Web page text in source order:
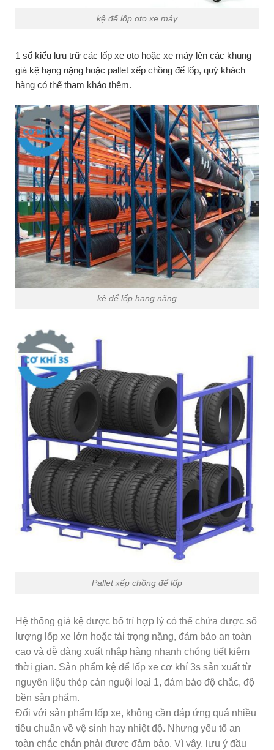
kệ để lốp oto xe máy
1 số kiểu lưu trữ các lốp xe oto hoặc xe máy lên các khung
giá kệ hạng nặng hoặc pallet xếp chồng để lốp, quý khách
hàng có thể tham khảo thêm.
kệ để lốp hạng nặng
Pallet xếp chồng để lốp
Hệ thống giá kệ được bố trí hợp lý có thể chứa được số
lượng lốp xe lớn hoặc tải trọng nặng, đảm bảo an toàn
cao và dễ dàng xuất nhập hàng nhanh chóng tiết kiệm
thời gian. Sản phẩm kệ để lốp xe cơ khí 3s sản xuất từ
nguyên liệu thép cán nguội loại 1, đảm bảo độ chắc, độ
bền sản phẩm.
Đối với sản phẩm lốp xe, không cần đáp ứng quá nhiều
tiêu chuẩn về vệ sinh hay nhiệt độ. Nhưng yếu tố an
toàn chắc chắn phải được đảm bảo. Vì vậy, lưu ý đầu